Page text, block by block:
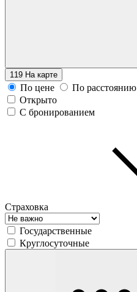
119 На карте
По цене
По расстоянию
Открыто
С бронированием
Страховка
Государственные
Круглосуточные